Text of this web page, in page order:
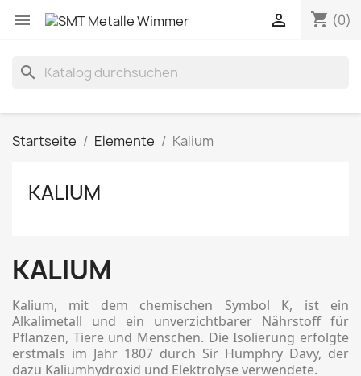
 shopping_cart (0)

search
Startseite Elemente Kalium
KALIUM
KALIUM
Kalium, mit dem chemischen Symbol K, ist ein
Alkalimetall und ein unverzichtbarer Nährstoff für
Pflanzen, Tiere und Menschen. Die Isolierung erfolgte
erstmals im Jahr 1807 durch Sir Humphry Davy, der
dazu Kaliumhydroxid und Elektrolyse verwendete.